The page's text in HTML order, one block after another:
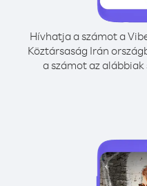
Hívhatja a számot a
Köztársaság Irán
a számot az alábbiak